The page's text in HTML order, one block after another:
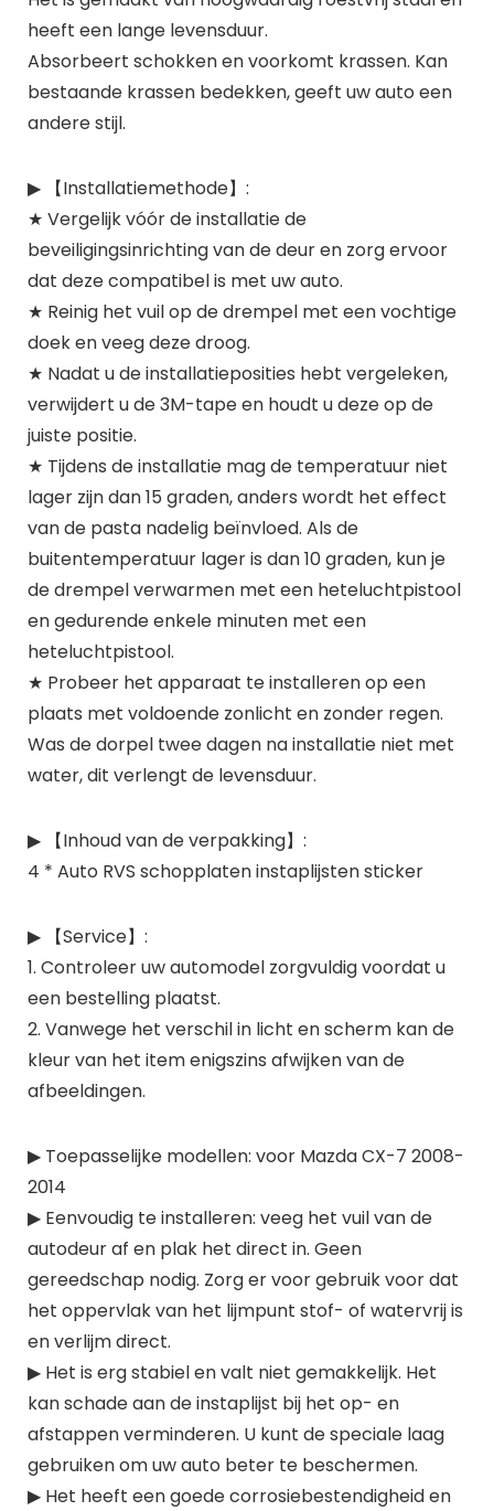
heeft een lange levensduur.
Absorbeert schokken en voorkomt krassen. Kan
bestaande krassen bedekken, geeft uw auto een
andere stijl.
▶ 【Installatiemethode】:
★ Vergelijk vóór de installatie de
beveiligingsinrichting van de deur en zorg ervoor
dat deze compatibel is met uw auto.
★ Reinig het vuil op de drempel met een vochtige
doek en veeg deze droog.
★ Nadat u de installatieposities hebt vergeleken,
verwijdert u de 3M-tape en houdt u deze op de
juiste positie.
★ Tijdens de installatie mag de temperatuur niet
lager zijn dan 15 graden, anders wordt het effect
van de pasta nadelig beïnvloed. Als de
buitentemperatuur lager is dan 10 graden, kun je
de drempel verwarmen met een heteluchtpistool
en gedurende enkele minuten met een
heteluchtpistool.
★ Probeer het apparaat te installeren op een
plaats met voldoende zonlicht en zonder regen.
Was de dorpel twee dagen na installatie niet met
water, dit verlengt de levensduur.
▶ 【Inhoud van de verpakking】:
4 * Auto RVS schopplaten instaplijsten sticker
▶ 【Service】:
1. Controleer uw automodel zorgvuldig voordat u
een bestelling plaatst.
2. Vanwege het verschil in licht en scherm kan de
kleur van het item enigszins afwijken van de
afbeeldingen.
▶ Toepasselijke modellen: voor Mazda CX-7 2008-
2014
▶ Eenvoudig te installeren: veeg het vuil van de
autodeur af en plak het direct in. Geen
gereedschap nodig. Zorg er voor gebruik voor dat
het oppervlak van het lijmpunt stof- of watervrij is
en verlijm direct.
▶ Het is erg stabiel en valt niet gemakkelijk. Het
kan schade aan de instaplijst bij het op- en
afstappen verminderen. U kunt de speciale laag
gebruiken om uw auto beter te beschermen.
▶ Het heeft een goede corrosiebestendigheid en